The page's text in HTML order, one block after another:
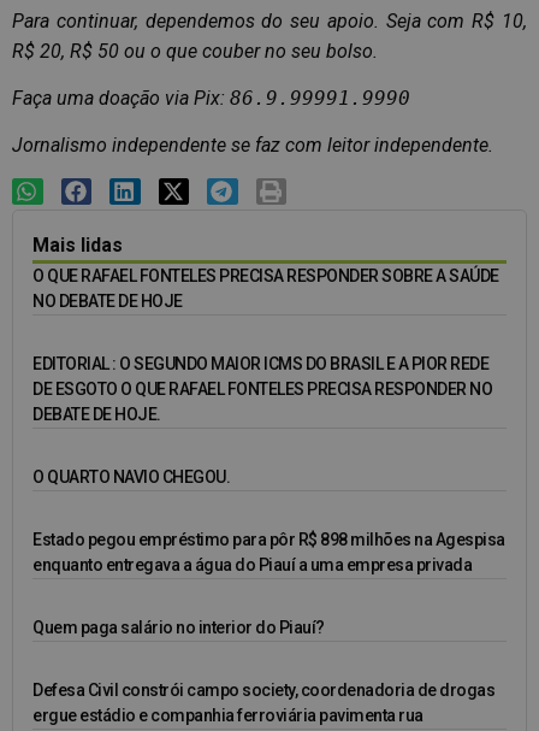
Para continuar, dependemos do seu apoio. Seja com R$ 10,
R$ 20, R$ 50 ou o que couber no seu bolso.
Faça uma doação via Pix: 86.9.99991.9990
Jornalismo independente se faz com leitor independente.
Mais lidas
O QUE RAFAEL FONTELES PRECISA RESPONDER SOBRE A SAÚDE
NO DEBATE DE HOJE
EDITORIAL : O SEGUNDO MAIOR ICMS DO BRASIL E A PIOR REDE
DE ESGOTO O QUE RAFAEL FONTELES PRECISA RESPONDER NO
DEBATE DE HOJE.
O QUARTO NAVIO CHEGOU.
Estado pegou empréstimo para pôr R$ 898 milhões na Agespisa
enquanto entregava a água do Piauí a uma empresa privada
Quem paga salário no interior do Piauí?
Defesa Civil constrói campo society, coordenadoria de drogas
ergue estádio e companhia ferroviária pavimenta rua